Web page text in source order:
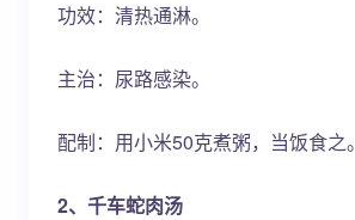
功效：清热通淋。
主治：尿路感染。
配制：用小米50克煮粥，当饭食之。
2、千车蛇肉汤